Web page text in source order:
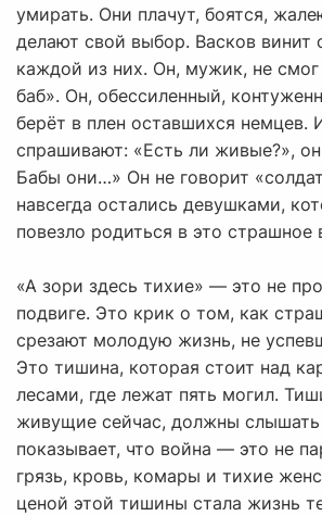
умирать. Они плачут, боятся,
делают свой выбор. Васков винит
каждой из них. Он, мужик, не смог
баб». Он, обессиленный,
берёт в плен оставшихся немцев.
спрашивают: «Есть ли живые?», он
Бабы они…» Он не говорит
навсегда остались девушками,
повезло родиться в это страшное
«А зори здесь тихие» — это не
подвиге. Это крик о том, как
срезают молодую жизнь, не
Это тишина, которая стоит над
лесами, где лежат пять могил.
живущие сейчас, должны
показывает, что война — это не
грязь, кровь, комары и тихие
ценой этой тишины стала жизнь